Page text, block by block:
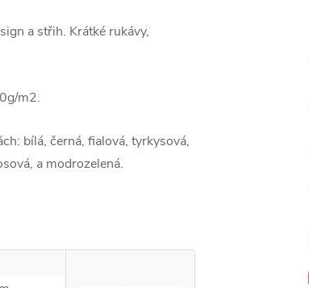
a střih. Krátké rukávy,
m2.
bílá, černá, fialová, tyrkysová,
a modrozelená.